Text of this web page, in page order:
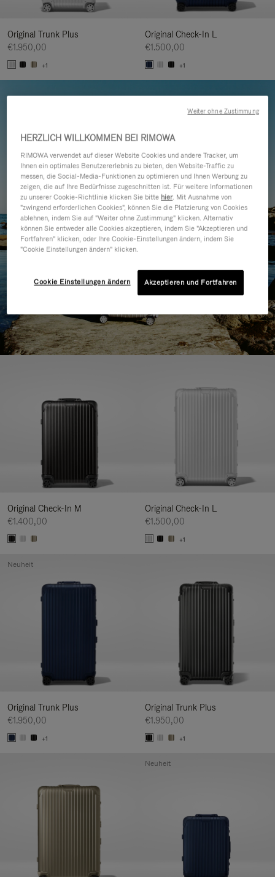
Original Trunk Plus
€1.950,00
+1
Original Check-In L
€1.500,00
+1
Original Check-In M
€1.400,00
Original Check-In L
€1.500,00
+1
Original Trunk Plus
€1.950,00
+1
Neuheit
Original Trunk Plus
€1.950,00
+1
Neuheit
HERZLICH WILLKOMMEN BEI RIMOWA
RIMOWA verwendet auf dieser Website Cookies und andere Tracker, um
Ihnen ein optimales Benutzererlebnis zu bieten, den Website-Traffic zu
messen, die Social-Media-Funktionen zu optimieren und Ihnen Werbung zu
zeigen, die auf Ihre Bedürfnisse zugeschnitten ist. Für weitere Informationen
zu unserer Cookie-Richtlinie klicken Sie bitte hier. Mit Ausnahme von
"zwingend erforderlichen Cookies", können Sie die Platzierung von Cookies
ablehnen, indem Sie auf "Weiter ohne Zustimmung" klicken. Alternativ
können Sie entweder alle Cookies akzeptieren, indem Sie "Akzeptieren und
Fortfahren" klicken, oder Ihre Cookie-Einstellungen ändern, indem Sie
"Cookie Einstellungen ändern" klicken.
Cookie Einstellungen ändern Akzeptieren und Fortfahren
Weiter ohne Zustimmung